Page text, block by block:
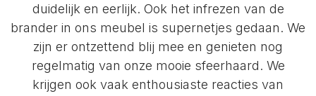
duidelijk en eerlijk. Ook het infrezen van de
brander in ons meubel is supernetjes gedaan. We
zijn er ontzettend blij mee en genieten nog
regelmatig van onze mooie sfeerhaard. We
krijgen ook vaak enthousiaste reacties van